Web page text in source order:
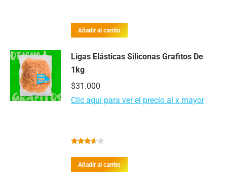
Añadir al carrito
Ligas Elásticas Siliconas Grafitos De
1kg
$31.000
Clic aquí para ver el precio al x mayor
con
3.38de
5
Añadir al carrito